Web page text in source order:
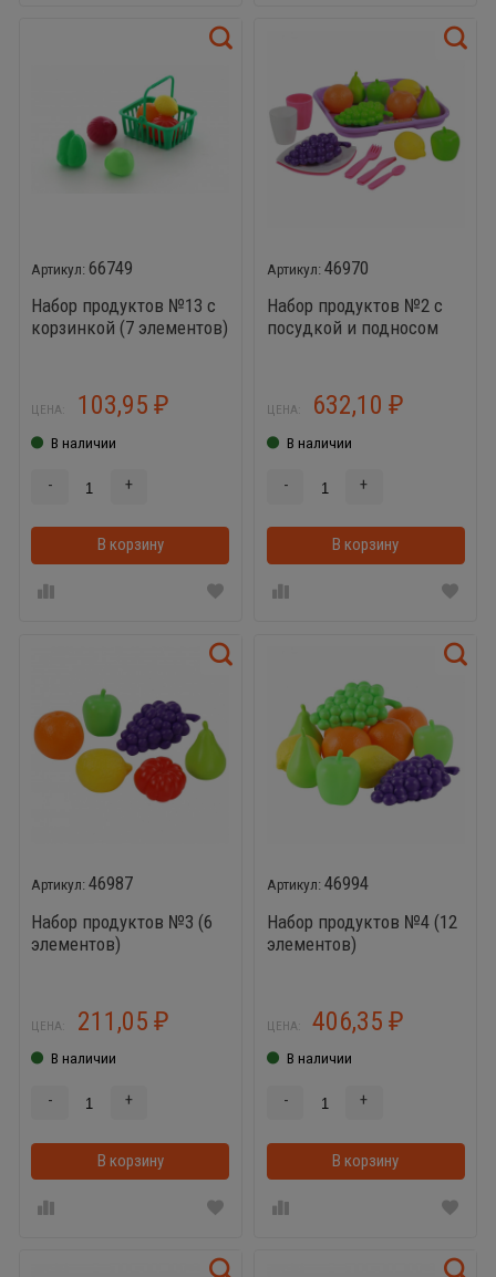
66749
Набор продуктов №13 с
корзинкой (7 элементов)
ЦЕНА: 103,95 ₽
В наличии
- +
В корзину В корзинке
46970
Набор продуктов №2 с
посудкой и подносом
ЦЕНА: 632,10₽
В наличии
- +
В корзину
46987
Набор продуктов №3 (6
элементов)
ЦЕНА: 211,05 ₽
В наличии
- +
В корзину В корзинке
46994
Набор продуктов №4 (12
элементов)
ЦЕНА: 406,35₽
В наличии
- +
В корзину